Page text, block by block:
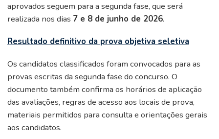
aprovados seguem para a segunda fase, que será
realizada nos dias 7 e 8 de junho de 2026.
Resultado definitivo da prova objetiva seletiva
Os candidatos classificados foram convocados para as
provas escritas da segunda fase do concurso. O
documento também confirma os horários de aplicação
das avaliações, regras de acesso aos locais de prova,
materiais permitidos para consulta e orientações gerais
aos candidatos.